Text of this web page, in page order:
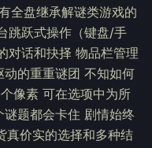
全盘继承解谜类游戏的
跳跃式操作（键盘/手
对话和抉择 物品栏管理
的重重谜团 不知如何
像素 可在选项中为所
题都会卡住 剧情始终
真价实的选择和多种结